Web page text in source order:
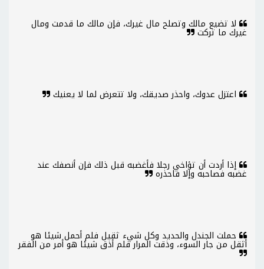
لا تضيع مالك وتصلح مال غيرك، فإن مالك ما قدمت ومال
غيرك ما تركت
اعتزل عدوك، واحذر صديقك، ولا تتعرض لما لا يعنيك
إذا أردت أن تؤاخي رجلا فأغضبه قبل ذلك فإن أنصفك عند
غضبه فصاحبه وإلا فاحذره
حملت الجندل والحديد وكل شيء ثقيل فلم أحمل شيئا هو
أثقل من جار السوء، وذقت المرار فلم أذق شيئا هو أمر من الفقر